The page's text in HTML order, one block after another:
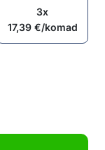
čišćenje i
i bikini zoni
hvat
1x kabel za
3x
17,39 €/komad